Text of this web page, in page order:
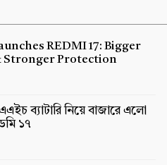
REDMI 17: Bigger
Stronger Protection
ব্যাটারি নিয়ে বাজারে এলো
১৭